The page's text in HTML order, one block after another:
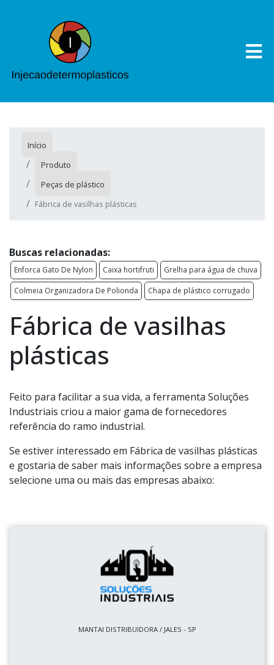
Início
Produto
Peças de plástico
Fábrica de vasilhas plásticas
Buscas relacionadas:
Enforca Gato De Nylon Caixa hortifruti
Grelha para água de chuva
Colmeia Organizadora De Polionda
Chapa de plástico corrugado
Fábrica de vasilhas
plásticas
Feito para facilitar a sua vida, a ferramenta Soluções
Industriais criou a maior gama de fornecedores
referência do ramo industrial.
Se estiver interessado em Fábrica de vasilhas plásticas
e gostaria de saber mais informações sobre a empresa
selecione uma ou mais das empresas abaixo:
MANTAI DISTRIBUIDORA / JALES - SP